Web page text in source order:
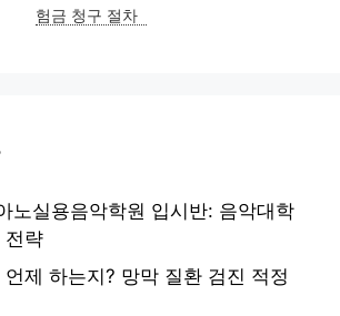
험금 청구 절차
노실용음악학원 입시반: 음악대학
전략
제 하는지? 망막 질환 검진 적정